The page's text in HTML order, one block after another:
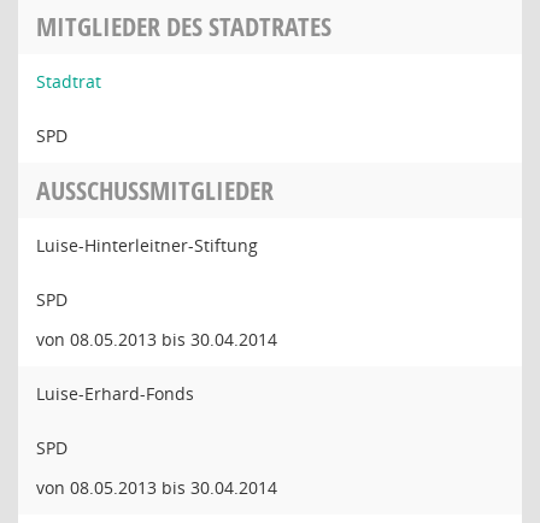
MITGLIEDER DES STADTRATES
Stadtrat
SPD
AUSSCHUSSMITGLIEDER
Luise-Hinterleitner-Stiftung
SPD
von 08.05.2013 bis 30.04.2014
Luise-Erhard-Fonds
SPD
von 08.05.2013 bis 30.04.2014